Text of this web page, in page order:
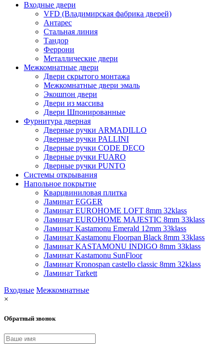
Входные двери
VFD (Владимирская фабрика дверей)
Антарес
Стальная линия
Тандор
Феррони
Металлические двери
Межкомнатные двери
Двери скрытого монтажа
Межкомнатные двери эмаль
Экошпон двери
Двери из массива
Двери Шпонированные
Фурнитура дверная
Дверные ручки ARMADILLO
Дверные ручки PALLINI
Дверные ручки CODE DECO
Дверные ручки FUARO
Дверные ручки PUNTO
Системы открывания
Напольное покрытие
Кварцвиниловая плитка
Ламинат EGGER
Ламинат EUROHOME LOFT 8mm 32klass
Ламинат EUROHOME MAJESTIC 8mm 33klass
Ламинат Kastamonu Emerald 12mm 33klass
Ламинат Kastamonu Floorpan Black 8mm 33klass
Ламинат KASTAMONU INDIGO 8mm 33klass
Ламинат Kastamonu SunFloor
Ламинат Kronospan castello classic 8mm 32klass
Ламинат Tarkett
Входные Межкомнатные
×
Обратный звонок